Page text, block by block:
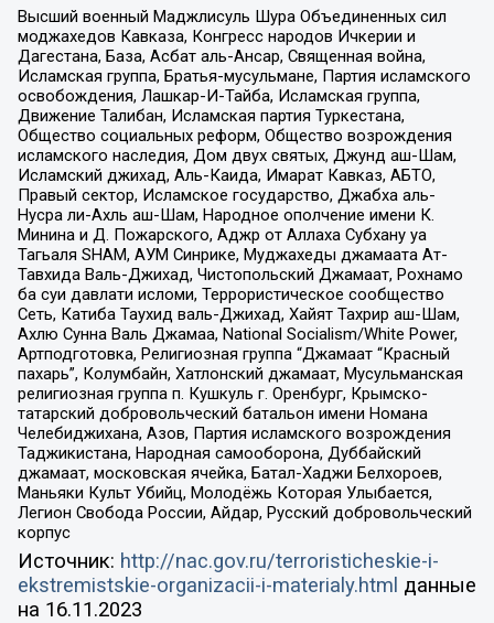
Высший военный Маджлисуль Шура Объединенных сил
моджахедов Кавказа, Конгресс народов Ичкерии и
Дагестана, База, Асбат аль-Ансар, Священная война,
Исламская группа, Братья-мусульмане, Партия исламского
освобождения, Лашкар-И-Тайба, Исламская группа,
Движение Талибан, Исламская партия Туркестана,
Общество социальных реформ, Общество возрождения
исламского наследия, Дом двух святых, Джунд аш-Шам,
Исламский джихад, Аль-Каида, Имарат Кавказ, АБТО,
Правый сектор, Исламское государство, Джабха аль-
Нусра ли-Ахль аш-Шам, Народное ополчение имени К.
Минина и Д. Пожарского, Аджр от Аллаха Субхану уа
Тагьаля SHAM, АУМ Синрике, Муджахеды джамаата Ат-
Тавхида Валь-Джихад, Чистопольский Джамаат, Рохнамо
ба суи давлати исломи, Террористическое сообщество
Сеть, Катиба Таухид валь-Джихад, Хайят Тахрир аш-Шам,
Ахлю Сунна Валь Джамаа, National Socialism/White Power,
Артподготовка, Религиозная группа “Джамаат “Красный
пахарь”, Колумбайн, Хатлонский джамаат, Мусульманская
религиозная группа п. Кушкуль г. Оренбург, Крымско-
татарский добровольческий батальон имени Номана
Челебиджихана, Азов, Партия исламского возрождения
Таджикистана, Народная самооборона, Дуббайский
джамаат, московская ячейка, Батал-Хаджи Белхороев,
Маньяки Культ Убийц, Молодёжь Которая Улыбается,
Легион Свобода России, Айдар, Русский добровольческий
корпус
Источник: http://nac.gov.ru/terroristicheskie-i-
ekstremistskie-organizacii-i-materialy.html данные
на 16.11.2023